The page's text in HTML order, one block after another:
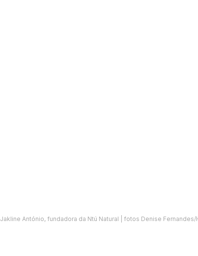
Jakline António, fundadora da Ntú Natural | fotos Denise Fernandes/